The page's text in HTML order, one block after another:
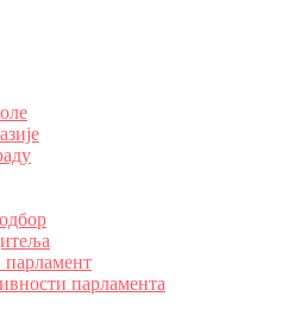
парламента